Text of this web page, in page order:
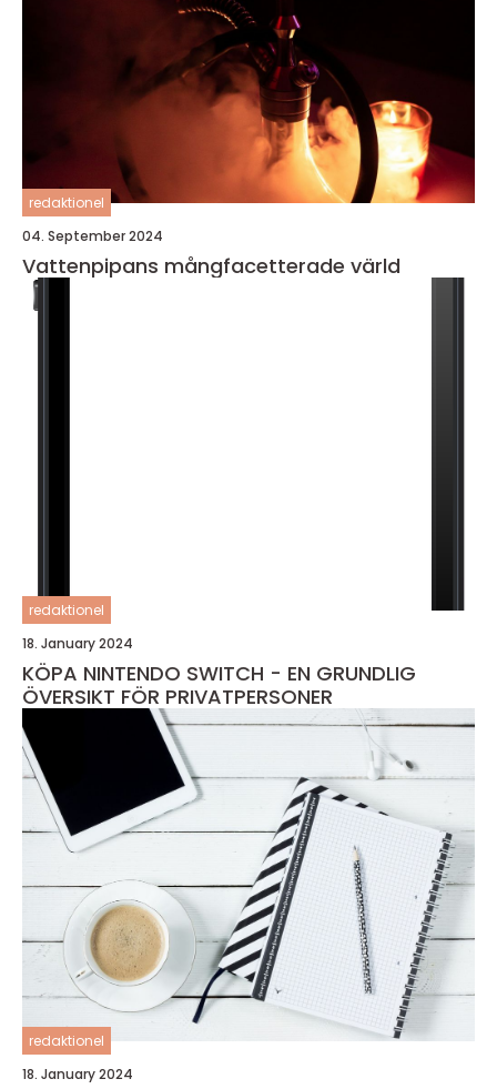
redaktionel
04. September 2024
Vattenpipans mångfacetterade värld
redaktionel
18. January 2024
KÖPA NINTENDO SWITCH - EN GRUNDLIG
ÖVERSIKT FÖR PRIVATPERSONER
redaktionel
18. January 2024